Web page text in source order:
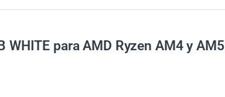
para AMD Ryzen AM4 y AM5